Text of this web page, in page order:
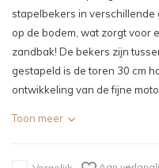
stapelbekers in
op de bodem, wat zorgt voor
zandbak! De bekers zijn
gestapeld is de toren 30 cm
ontwikkeling van de fijne
Toon meer